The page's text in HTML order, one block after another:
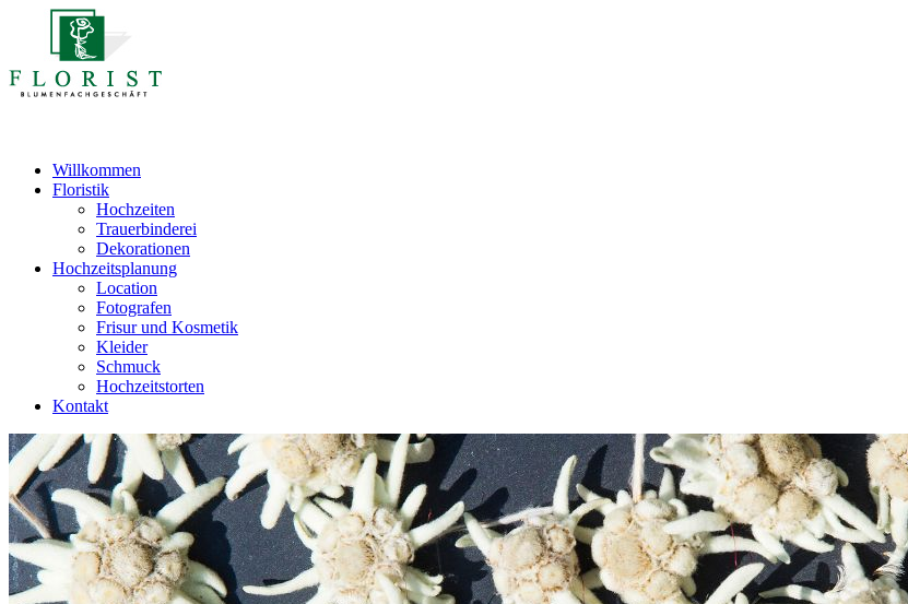
Willkommen
Floristik
Hochzeiten
Trauerbinderei
Dekorationen
Hochzeitsplanung
Location
Fotografen
Frisur und Kosmetik
Kleider
Schmuck
Hochzeitstorten
Kontakt